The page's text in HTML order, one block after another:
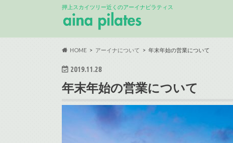
押上スカイツリー近くのアーイナピラティス
HOME アーイナについて 年末年始の営業について
2019.11.28
年末年始の営業について